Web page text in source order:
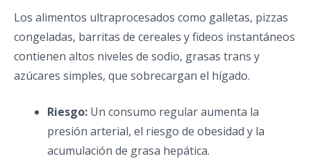
Los alimentos ultraprocesados como galletas, pizzas
congeladas, barritas de cereales y fideos instantáneos
contienen altos niveles de sodio, grasas trans y
azúcares simples, que sobrecargan el hígado.
Riesgo: Un consumo regular aumenta la
presión arterial, el riesgo de obesidad y la
acumulación de grasa hepática.